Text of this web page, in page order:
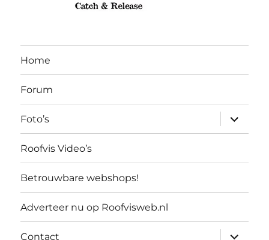
Home
Forum
Foto’s
Roofvis Video’s
Betrouwbare webshops!
Adverteer nu op Roofvisweb.nl
Contact